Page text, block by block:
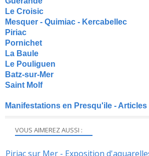
VOUS AIMEREZ AUSSI :
Piriac sur Mer - Exposition
Le Croisic
Mesquer - Quimiac - Kercabellec
Piriac
Pornichet
La Baule
Le Pouliguen
Batz-sur-Mer
Saint Molf
Manifestations en Presqu'ile -